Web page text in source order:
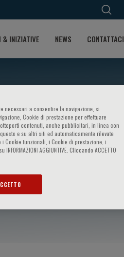
& INIZIATIVE NEWS CONTATTACI
necessari a consentire la navigazione, si
Cookie di prestazione per effettuare
contenuti, anche pubblicitari, in linea con
e su altri siti ed automaticamente rilevate
Cookie funzionali, i Cookie di prestazione, i
AGGIUNTIVE. Cliccando ACCETTO